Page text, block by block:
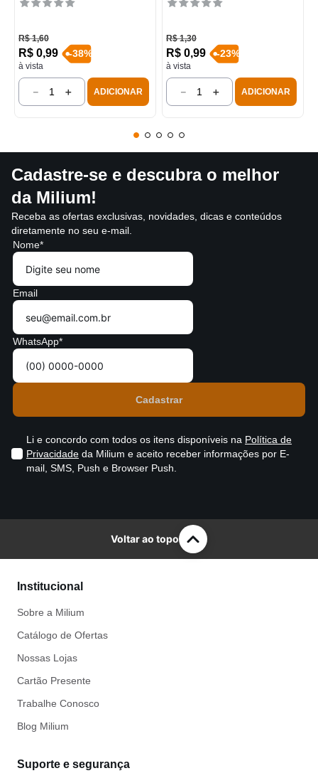
R$ 1,60
R$ 0,99
à vista
-38%
＋
－ ADICIONAR
R$ 1,30
R$ 0,99
à vista
-23%
＋
－ ADICIONAR
Cadastre-se e descubra o melhor
da Milium!
Receba as ofertas exclusivas, novidades, dicas e conteúdos
diretamente no seu e-mail.
Nome*
Email
WhatsApp*
Li e concordo com todos os itens disponíveis na Política de
Privacidade da Milium e aceito receber informações por E-
mail, SMS, Push e Browser Push.
Voltar ao topo
Institucional
Sobre a Milium
Catálogo de Ofertas
Nossas Lojas
Cartão Presente
Trabalhe Conosco
Blog Milium
Suporte e segurança